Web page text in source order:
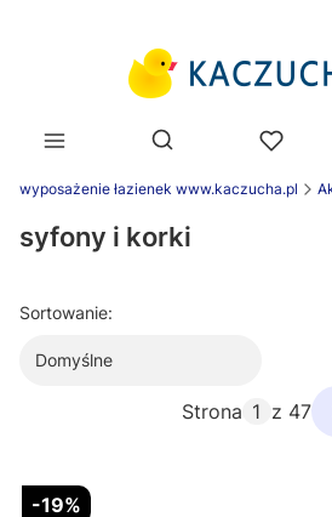
Otwórz wyszukiwarkę
wyposażenie łazienek www.kaczucha.pl
syfony i korki
Sortowanie:
Domyślne
Strona z 47
-19%